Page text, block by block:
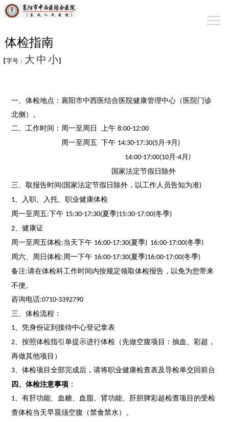
体检指南
【字号： 大 中 小】
一、体检地点：襄阳市中西医结合医院健康管理中心（医院门诊
北侧） 。
二、工作时间： 周一至周日 上午 8:00-12:00
周一至周五
下午 14:30-17:30(5月-9月)
14:00-17:00(10月-4月)
国家法定节假日除外
三、取报告时间 (国家法定节假日除外，以工作人员告知为准)
1、入职、入托、职业健康体检
周一至周五:下午 15:30-17:30(夏季)15:30-17:00(冬季)
2、健康证
周一至周五体检:当天下午 16:00-17:30(夏季) 16:00-17:00(冬季)
周六、周日体检:周一下午 16:00-17:30(夏季)16:00-17:00(冬季)
备注:请在体检科工作时间内按规定领取体检报告，以免为您带来
不便。
咨询电话:0710-3392790
三、体检流程：
1、凭身份证到接待中心登记拿表
2、按照体检指引单提示进行体检（先做空腹项目：抽血、彩超，
再做其他项目）
3、体检项目全部完成后，请将职业健康检查表及导检单交回前台
四 、体检注意事项 ：
1、有肝功能、血糖、血脂、肾功能、肝胆脾彩超检查项目的受检
查体检当天早晨须空腹（禁食禁水）。